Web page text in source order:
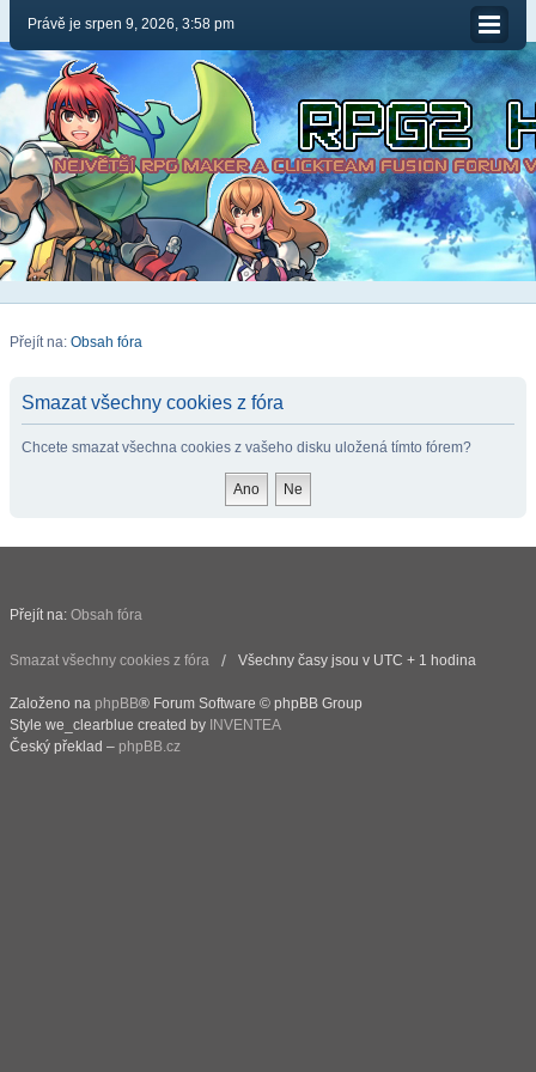
Právě je srpen 9, 2026, 3:58 pm
Přejít na: Obsah fóra
Smazat všechny cookies z fóra
Chcete smazat všechna cookies z vašeho disku uložená tímto fórem?
Přejít na: Obsah fóra
Smazat všechny cookies z fóra Všechny časy jsou v UTC + 1 hodina
Založeno na phpBB® Forum Software © phpBB Group
Style we_clearblue created by INVENTEA
Český překlad – phpBB.cz